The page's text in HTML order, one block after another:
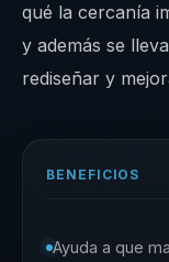
qué la cercanía
y además se
rediseñar y
BENEFICIOS
Ayuda a que